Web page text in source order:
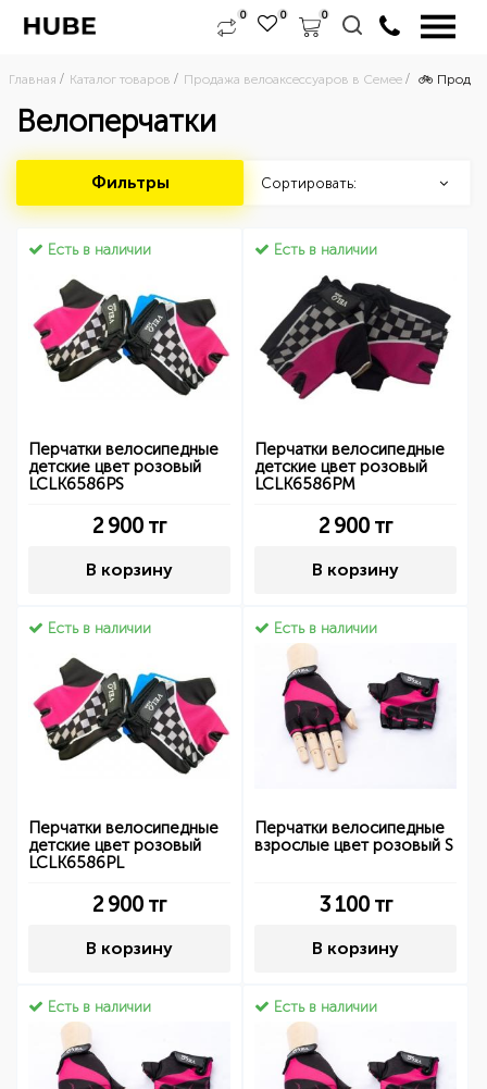
0 0 0
Главная Каталог товаров Продажа велоаксессуаров в Семее 🚲
Велоперчатки
Фильтры Сортировать:
Есть в наличии
Перчатки велосипедные
детские цвет розовый
LCLK6586PS
2 900 тг
В корзину
Есть в наличии
Перчатки велосипедные
детские цвет розовый
LCLK6586PM
2 900 тг
В корзину
Есть в наличии
Перчатки велосипедные
детские цвет розовый
LCLK6586PL
2 900 тг
В корзину
Есть в наличии
Перчатки велосипедные
взрослые цвет розовый S
3 100тг
В корзину
Есть в наличии Есть в наличии